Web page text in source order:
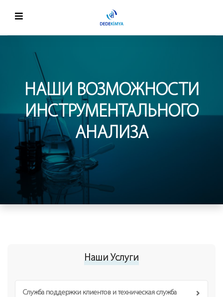
НАШИ ВОЗМОЖНОСТИ
ИНСТРУМЕНТАЛЬНОГО
АНАЛИЗА
Наши Услуги
Служба поддержки клиентов и техническая служба